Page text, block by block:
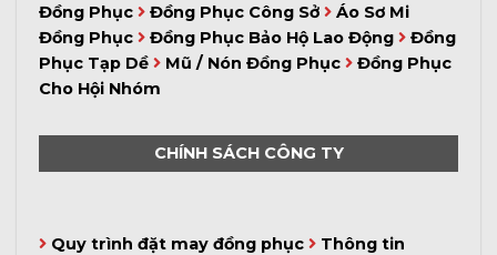
Đồng Phục
Đồng Phục Công Sở
Áo Sơ Mi
Đồng Phục
Đồng Phục Bảo Hộ Lao Động
Đồng
Phục Tạp Dề
Mũ / Nón Đồng Phục
Đồng Phục
Cho Hội Nhóm
CHÍNH SÁCH CÔNG TY
Quy trình đặt may đồng phục
Thông tin